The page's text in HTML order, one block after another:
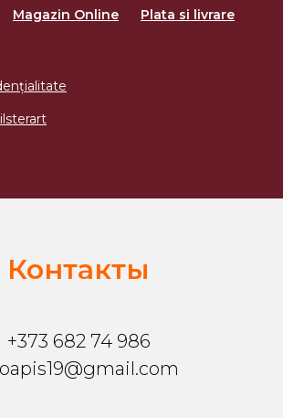
Magazin Online Plata si livrare
Контакты
+373 682 74 986